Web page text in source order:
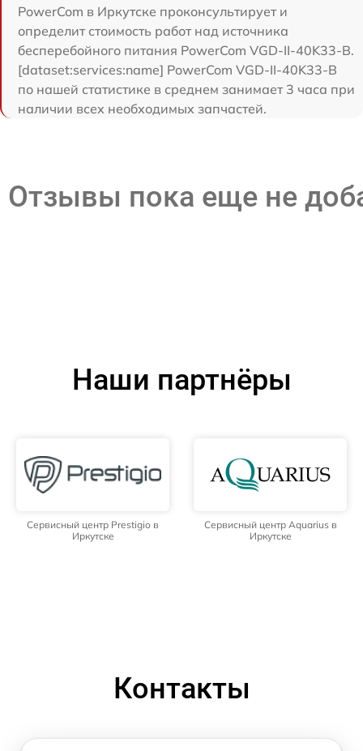
PowerCom в Иркутске проконсультирует и
определит стоимость работ над источника
бесперебойного питания PowerCom VGD-II-40K33-B.
[dataset:services:name] PowerCom VGD-II-40K33-B
по нашей статистике в среднем занимает 3 часа при
наличии всех необходимых запчастей.
Отзывы пока еще не
Наши партнёры
Сервисный центр Prestigio в
Иркутске
Сервисный центр Aquarius в
Иркутске
Контакты